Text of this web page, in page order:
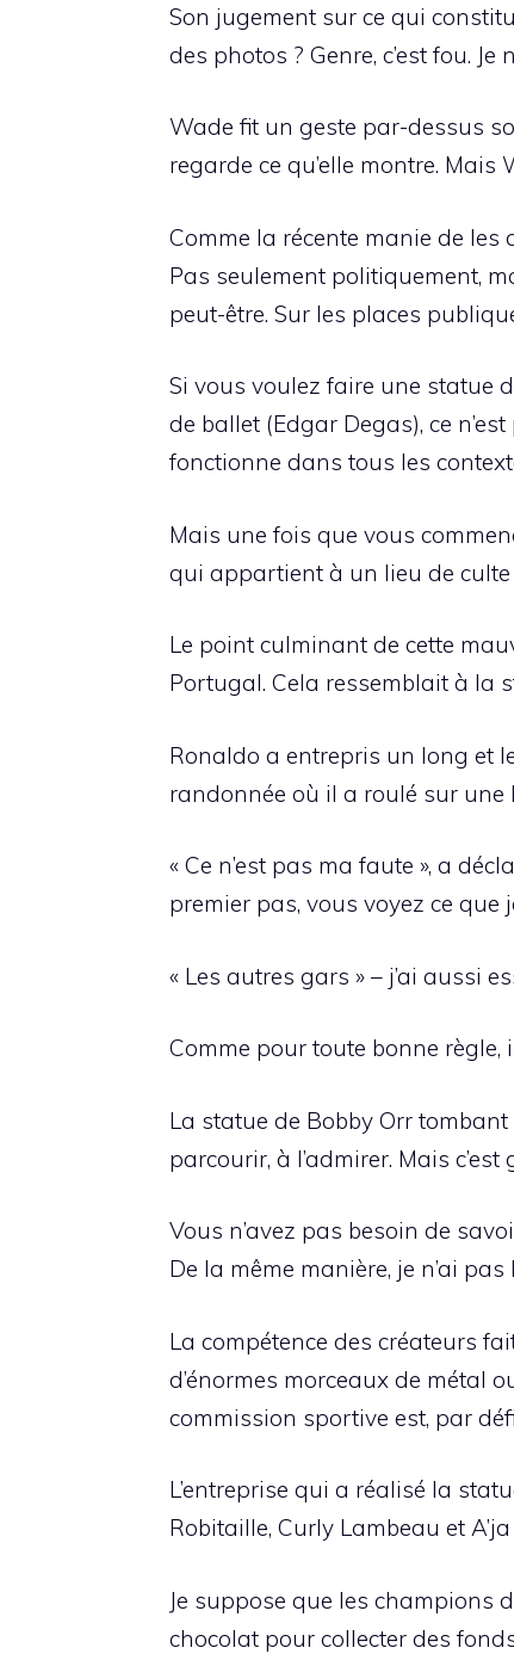
Son jugement sur ce qui
des photos ? Genre, c’est fou.
Wade fit un geste par-dessus
regarde ce qu’elle montre.
Comme la récente manie de
Pas seulement politiquement,
peut-être. Sur les places
Si vous voulez faire une statue
de ballet (Edgar Degas), ce
fonctionne dans tous les
Mais une fois que vous
qui appartient à un lieu de
Le point culminant de cette
Portugal. Cela ressemblait à la
Ronaldo a entrepris un long et
randonnée où il a roulé sur une
« Ce n’est pas ma faute », a
premier pas, vous voyez ce que
« Les autres gars » – j’ai aussi
Comme pour toute bonne
La statue de Bobby Orr
parcourir, à l’admirer. Mais
Vous n’avez pas besoin de
De la même manière, je n’ai
La compétence des créateurs
d’énormes morceaux de métal
commission sportive est, par
L’entreprise qui a réalisé la
Robitaille, Curly Lambeau et
Je suppose que les champions
chocolat pour collecter des